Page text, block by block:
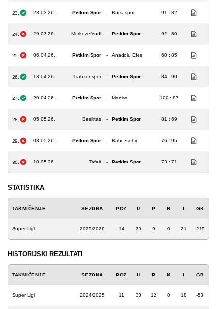
23. 23.03.26. Petkim Spor - Bursaspor 91 : 82
24. 29.03.26. Merkezefendi - Petkim Spor 92 : 80
25. 06.04.26. Petkim Spor - Anadolu Efes 60 : 85
26. 13.04.26. Trabzonspor - Petkim Spor 84 : 90
27. 20.04.26. Petkim Spor - Manisa 100 : 87
28. 05.05.26. Besiktas - Petkim Spor 81 : 69
29. 03.05.26. Petkim Spor - Bahcesehir 76 : 95
30. 10.05.26. Tofaš - Petkim Spor 73 : 71
STATISTIKA
TAKMIČENJE SEZONA POZ U P N I GR
Super Ligi 2025/2026 14 30 9 0 21 -215
HISTORIJSKI REZULTATI
TAKMIČENJE SEZONA POZ U P N I GR
Super Ligi 2024/2025 11 30 12 0 18 -53